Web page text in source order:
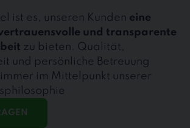
ist es, unseren Kunden eine
und transparente
zu bieten. Qualität,
und persönliche Betreuung
im Mittelpunkt unserer